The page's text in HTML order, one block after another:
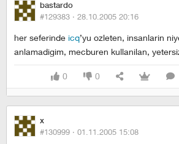
bastardo
#129383 · 28.10.2005 20:16
her seferinde icq’yu ozleten, insanlarin
anlamadigim, mecburen kullanilan,
0 0
x
#130999 · 01.11.2005 15:08